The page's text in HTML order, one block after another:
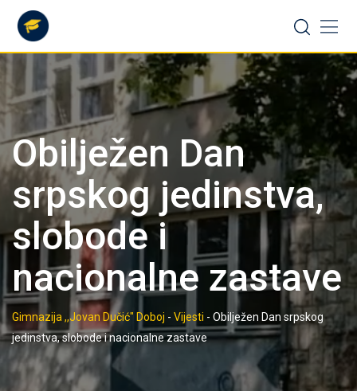
content
Obilježen Dan
srpskog jedinstva,
slobode i
nacionalne zastave
Gimnazija ,,Jovan Dučić" Doboj - Vijesti - Obilježen Dan srpskog
jedinstva, slobode i nacionalne zastave